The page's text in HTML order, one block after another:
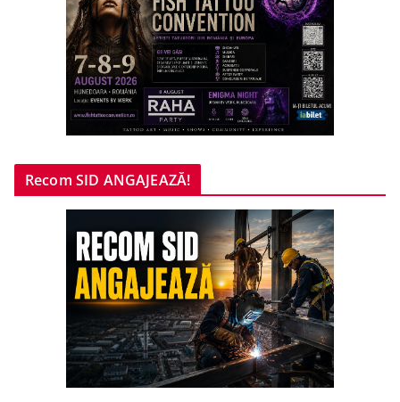
Recom SID ANGAJEAZĂ!